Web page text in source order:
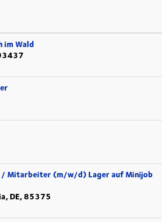
Wald
Mitarbeiter (m/w/d) Lager auf Minijob
DE, 85375